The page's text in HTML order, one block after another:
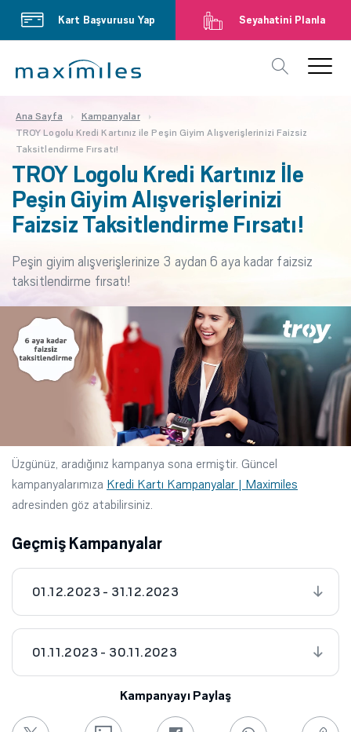
Kart Başvurusu Yap Seyahatini Planla
Ana Sayfa
Kampanyalar
TROY Logolu Kredi Kartınız ile Peşin Giyim Alışverişlerinizi Faizsiz
Taksitlendirme Fırsatı!
TROY Logolu Kredi Kartınız İle
Peşin Giyim Alışverişlerinizi
Faizsiz Taksitlendirme Fırsatı!
Peşin giyim alışverişlerinize 3 aydan 6 aya kadar faizsiz
taksitlendirme fırsatı!
Üzgünüz, aradığınız kampanya sona ermiştir. Güncel
kampanyalarımıza Kredi Kartı Kampanyalar | Maximiles
adresinden göz atabilirsiniz.
Geçmiş Kampanyalar
01.12.2023 - 31.12.2023
01.11.2023 - 30.11.2023
Kampanyayı Paylaş